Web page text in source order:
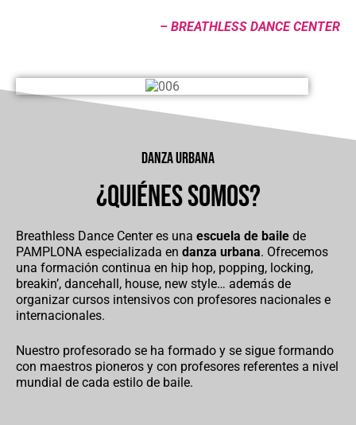
– BREATHLESS DANCE CENTER
danza urbana
¿QUIÉNES SOMOS?
Breathless Dance Center es una escuela de baile de
PAMPLONA especializada en danza urbana. Ofrecemos
una formación continua en hip hop, popping, locking,
breakin’, dancehall, house, new style… además de
organizar cursos intensivos con profesores nacionales e
internacionales.
Nuestro profesorado se ha formado y se sigue formando
con maestros pioneros y con profesores referentes a nivel
mundial de cada estilo de baile.